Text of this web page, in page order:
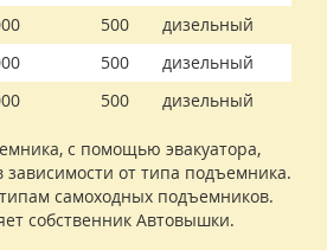
500
дизельный
500
дизельный
500 дизельный
с помощью эвакуатора,
зависимости от типа подъемника.
самоходных подъемников.
собственник Автовышки.